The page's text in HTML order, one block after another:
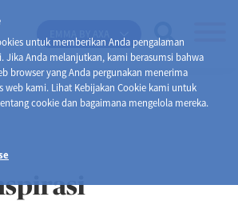
untuk memberikan Anda pengalaman
Jika Anda melanjutkan, kami berasumsi bahwa
browser yang Anda pergunakan menerima
web kami. Lihat Kebijakan Cookie kami untuk
cookie dan bagaimana mengelola mereka.